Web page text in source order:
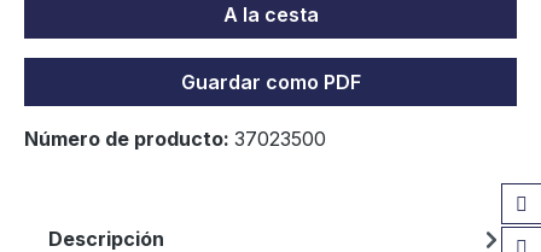
A la cesta
Guardar como PDF
Número de producto: 37023500
Descripción